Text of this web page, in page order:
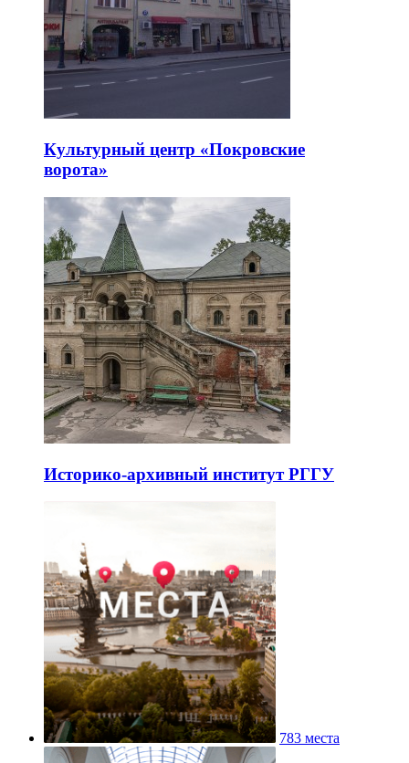
Культурный центр «Покровские
ворота»
Историко-архивный институт РГГУ
783 места